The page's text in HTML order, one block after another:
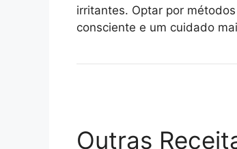
irritantes. Optar por
consciente e um cuidado
Outras